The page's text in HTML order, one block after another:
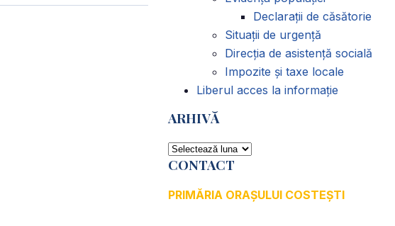
Declarații de căsătorie
Situații de urgență
Direcția de asistență socială
Impozite și taxe locale
Liberul acces la informație
ARHIVĂ
ARHIVĂ
CONTACT
PRIMĂRIA ORAȘULUI COSTEȘTI